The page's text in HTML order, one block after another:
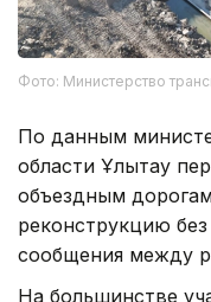
Фото: Министерство
По данным
области Ұлытау
объездным
реконструкцию
сообщения между
На большинстве